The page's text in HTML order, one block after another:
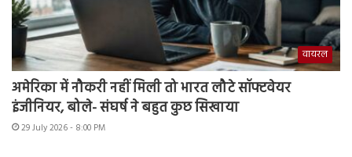
वायरल
अमेरिका में नौकरी नहीं मिली तो भारत लौटे सॉफ्टवेयर
इंजीनियर, बोले- संघर्ष ने बहुत कुछ सिखाया
29 July 2026 - 8:00 PM